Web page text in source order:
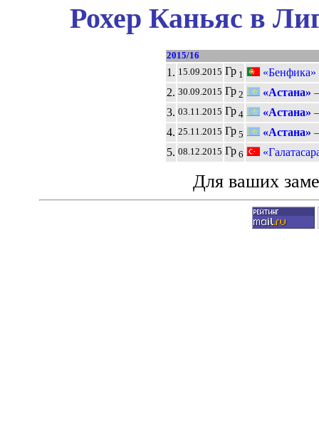
Рохер Каньяс в
2015/16
1. 15.09.2015 Гр1
2. 30.09.2015 Гр2 «Астана»
3. 03.11.2015 Гр4 «Астана»
4. 25.11.2015 Гр5 «Астана»
5. 08.12.2015 Гр6
Для ваших